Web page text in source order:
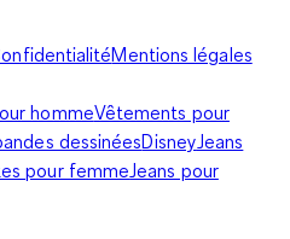
Mentions légales
hommeVêtements pour
dessinéesDisneyJeans
pour femmeJeans pour